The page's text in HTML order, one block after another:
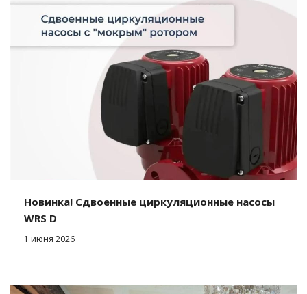
Новинка! Cдвоенные циркуляционные насосы
WRS D
1 июня 2026